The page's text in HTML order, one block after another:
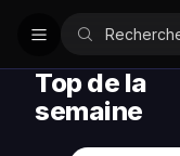
Top de la
semaine